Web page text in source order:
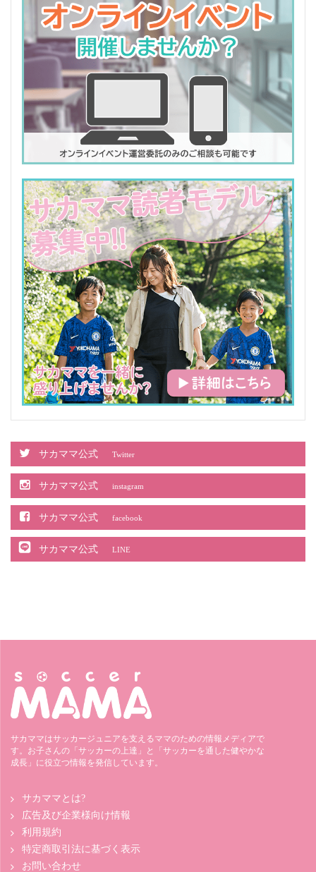
サカママ公式 Twitter
サカママ公式 instagram
サカママ公式 facebook
サカママ公式 LINE
サカママはサッカージュニアを支えるママのための情報メディアで
す。お子さんの「サッカーの上達」と「サッカーを通した健やかな
成長」に役立つ情報を発信しています。
サカママとは?
広告及び企業様向け情報
利用規約
特定商取引法に基づく表示
お問い合わせ